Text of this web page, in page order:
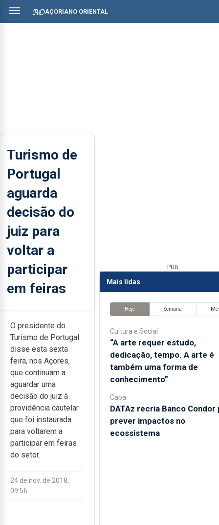
AÇORIANO ORIENTAL
Turismo de
Portugal
aguarda
decisão do
juiz para
voltar a
participar
em feiras
O presidente do
Turismo de Portugal
disse esta sexta
feira, nos Açores,
que continuam a
aguardar uma
decisão do juiz à
providência cautelar
que foi instaurada
para voltarem a
participar em feiras
do setor.
24 de nov. de 2018,
09:56
PUB
Mais lidas
Hoje Semana
Cultura e Social
“A arte requer estudo,
dedicação, tempo. A arte é
também uma forma de
conhecimento”
Capa
DATAz recria Banco Condor
prever impactos no
ecossistema